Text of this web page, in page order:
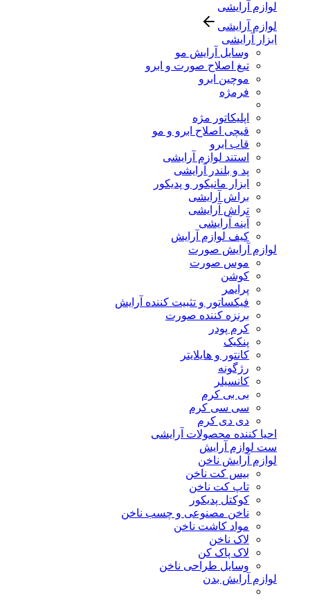
لوازم آرایشی
لوازم آرایشی
ابزار آرایشی
وسایل آرایش مو
تیغ اصلاح صورت و ابرو
موچین ابرو
فرمژه
اپلیکاتور مژه
قیچی اصلاح ابرو و مو
قاب ابرو
استند لوازم آرایشی
پد و بلندر آرایشی
ابزار مانیکور و پدیکور
براش آرایشی
تراش آرایشی
آینه آرایشی
کیف لوازم آرایش
لوازم آرایش صورت
موس صورت
کوشن
پرایمر
فیکساتور و تثبیت کننده آرایش
برنزه کننده صورت
کرم پودر
پنکیک
کانتور و هایلایتر
رژگونه
کانسیلر
بی بی کرم
سی سی کرم
دی دی کرم
احیا کننده محصولات آرایشی
ست لوازم آرایش
لوازم آرایش ناخن
بیس کت ناخن
تاپ کت ناخن
کوکتل پدیکور
ناخن مصنوعی و چسب ناخن
مواد کاشت ناخن
لاک ناخن
لاک پاک کن
وسایل طراحی ناخن
لوازم آرایش بدن